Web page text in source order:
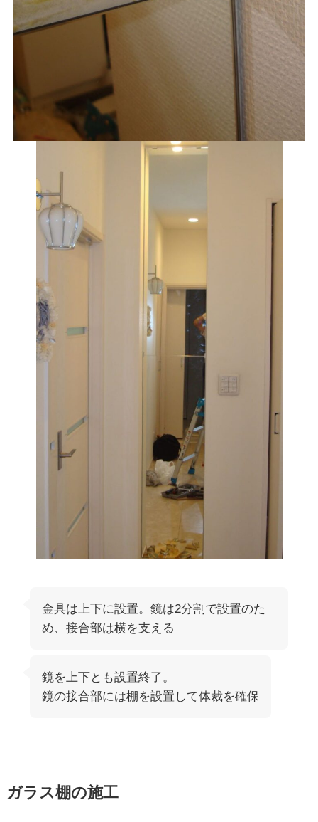
金具は上下に設置。鏡は2分割で設置のた
め、接合部は横を支える
鏡を上下とも設置終了。
鏡の接合部には棚を設置して体裁を確保
ガラス棚の施工